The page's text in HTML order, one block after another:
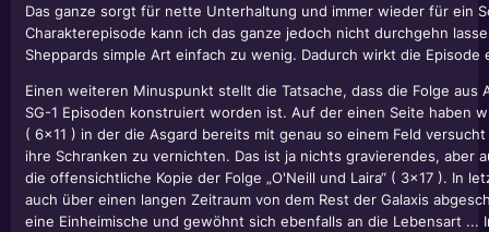
Das ganze sorgt für nette Unterhaltung und immer wieder für ein
Charakterepisode kann ich das ganze jedoch nicht durchgehn
Sheppards simple Art einfach zu wenig. Dadurch wirkt die
Einen weiteren Minuspunkt stellt die Tatsache, dass die Folge aus
SG-1 Episoden konstruiert worden ist. Auf der einen Seite haben
( 6x11 ) in der die Asgard bereits mit genau so einem Feld
ihre Schranken zu vernichten. Das ist ja nichts gravierendes, aber
die offensichtliche Kopie der Folge „O'Neill und Laira“ ( 3x17 ). In
auch über einen langen Zeitraum von dem Rest der Galaxis
eine Einheimische und gewöhnt sich ebenfalls an die Lebensart ...